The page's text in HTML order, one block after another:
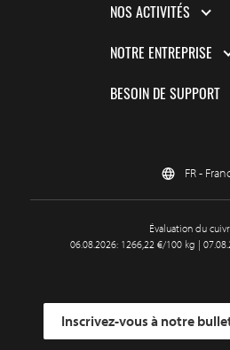
NOS ACTIVITÉS
NOTRE ENTREPRISE
BESOIN DE SUPPORT
FR -
Évaluation du
06.08.2026: 1266,22 €/100 kg |
Inscrivez-vous à notre